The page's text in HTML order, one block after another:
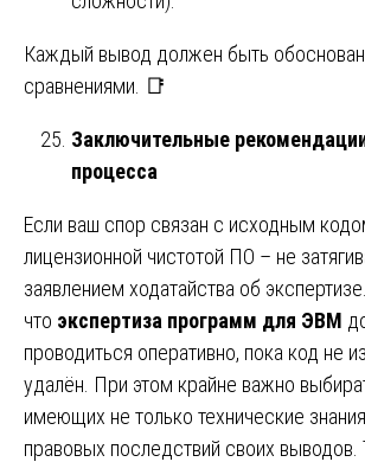
Каждый вывод должен быть
сравнениями. 📑
Заключительные
процесса
Если ваш спор связан с исходным
лицензионной чистотой ПО – не
заявлением ходатайства об
что экспертиза программ для ЭВМ
проводиться оперативно, пока код не
удалён. При этом крайне важно
имеющих не только технические
правовых последствий своих выводов.